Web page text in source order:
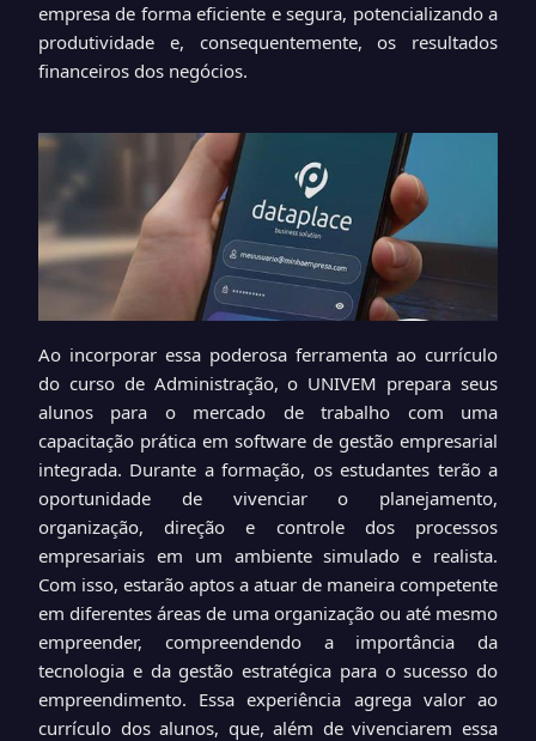
empresa de forma eficiente e segura, potencializando a
produtividade e, consequentemente, os resultados
financeiros dos negócios.
Ao incorporar essa poderosa ferramenta ao currículo
do curso de Administração, o UNIVEM prepara seus
alunos para o mercado de trabalho com uma
capacitação prática em software de gestão empresarial
integrada. Durante a formação, os estudantes terão a
oportunidade de vivenciar o planejamento,
organização, direção e controle dos processos
empresariais em um ambiente simulado e realista.
Com isso, estarão aptos a atuar de maneira competente
em diferentes áreas de uma organização ou até mesmo
empreender, compreendendo a importância da
tecnologia e da gestão estratégica para o sucesso do
empreendimento. Essa experiência agrega valor ao
currículo dos alunos, que, além de vivenciarem essa